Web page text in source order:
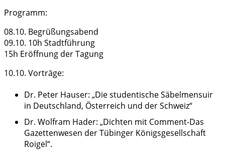
Programm:
08.10. Begrüßungsabend
09.10. 10h Stadtführung
15h Eröffnung der Tagung
10.10. Vorträge:
Dr. Peter Hauser: „Die studentische Säbelmensuir
in Deutschland, Österreich und der Schweiz“
Dr. Wolfram Hader: „Dichten mit Comment-Das
Gazettenwesen der Tübinger Königsgesellschaft
Roigel“.